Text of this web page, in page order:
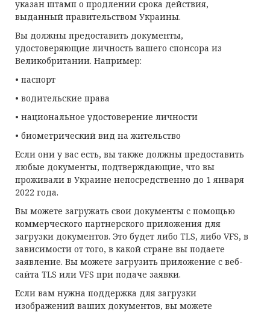
указан штамп о продлении срока действия,
выданный правительством Украины.
Вы должны предоставить документы,
удостоверяющие личность вашего спонсора из
Великобритании. Например:
• паспорт
• водительские права
• национальное удостоверение личности
• биометрический вид на жительство
Если они у вас есть, вы также должны предоставить
любые документы, подтверждающие, что вы
проживали в Украине непосредственно до 1 января
2022 года.
Вы можете загружать свои документы с помощью
коммерческого партнерского приложения для
загрузки документов. Это будет либо TLS, либо VFS, в
зависимости от того, в какой стране вы подаете
заявление. Вы можете загрузить приложение с веб-
сайта TLS или VFS при подаче заявки.
Если вам нужна поддержка для загрузки
изображений ваших документов, вы можете